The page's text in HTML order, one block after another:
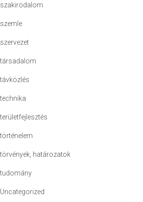
szakirodalom
szemle
szervezet
társadalom
távközlés
technika
területfejlesztés
történelem
törvények, határozatok
tudomány
Uncategorized